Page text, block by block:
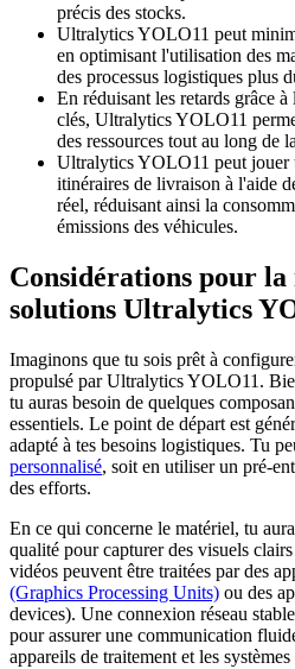
précis des stocks.
Ultralytics YOLO11 peut
en optimisant l'utilisation des
des processus logistiques plus
En réduisant les retards grâce
clés, Ultralytics YOLO11
des ressources tout au long de
Ultralytics YOLO11 peut jouer
itinéraires de livraison à l'aide
réel, réduisant ainsi la
émissions des véhicules.
Considérations pour
solutions Ultralytics
Imaginons que tu sois prêt à
propulsé par Ultralytics YOLO11.
tu auras besoin de quelques
essentiels. Le point de départ est
adapté à tes besoins logistiques. Tu
personnalisé, soit en utiliser un pré-
des efforts.
En ce qui concerne le matériel, tu
qualité pour capturer des visuels
vidéos peuvent être traitées par des
(Graphics Processing Units) ou des
devices). Une connexion réseau
pour assurer une communication
appareils de traitement et les